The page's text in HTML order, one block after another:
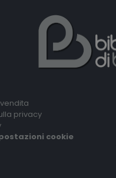
privacy
cookie